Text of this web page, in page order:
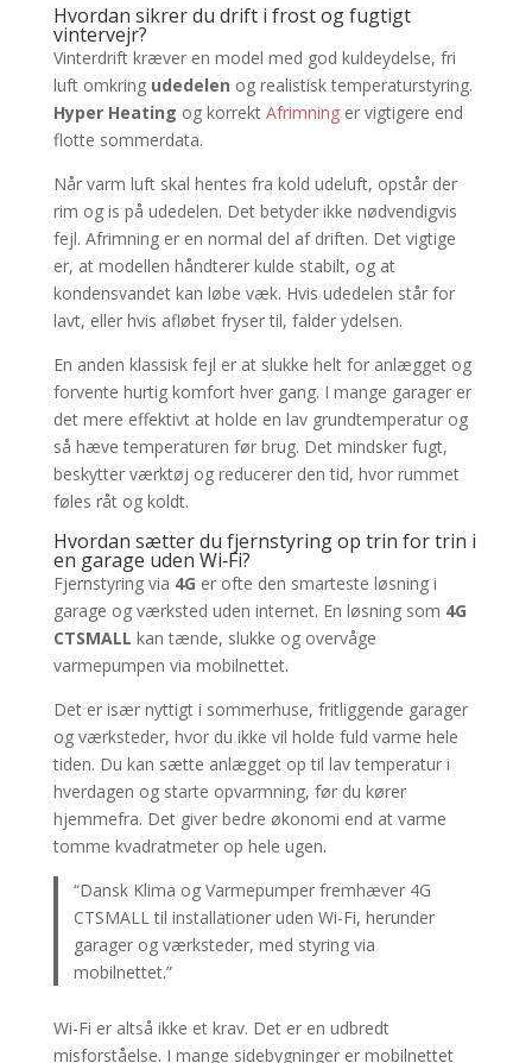
Hvordan sikrer du drift i frost og fugtigt
vintervejr?
Vinterdrift kræver en model med god kuldeydelse, fri
luft omkring udedelen og realistisk temperaturstyring.
Hyper Heating og korrekt Afrimninger vigtigere end
flotte sommerdata.
Når varm luft skal hentes fra kold udeluft, opstår der
rim og is på udedelen. Det betyder ikke nødvendigvis
fejl. Afrimning er en normal del af driften. Det vigtige
er, at modellen håndterer kulde stabilt, og at
kondensvandet kan løbe væk. Hvis udedelen står for
lavt, eller hvis afløbet fryser til, falder ydelsen.
En anden klassisk fejl er at slukke helt for anlægget og
forvente hurtig komfort hver gang. I mange garager er
det mere effektivt at holde en lav grundtemperatur og
så hæve temperaturen før brug. Det mindsker fugt,
beskytter værktøj og reducerer den tid, hvor rummet
føles råt og koldt.
Hvordan sætter du fjernstyring op trin for trin i
en garage uden Wi‑Fi?
Fjernstyring via 4G er ofte den smarteste løsning i
garage og værksted uden internet. En løsning som 4G
CTSMALL kan tænde, slukke og overvåge
varmepumpen via mobilnettet.
Det er især nyttigt i sommerhuse, fritliggende garager
og værksteder, hvor du ikke vil holde fuld varme hele
tiden. Du kan sætte anlægget op til lav temperatur i
hverdagen og starte opvarmning, før du kører
hjemmefra. Det giver bedre økonomi end at varme
tomme kvadratmeter op hele ugen.
“Dansk Klima og Varmepumper fremhæver 4G
CTSMALL til installationer uden Wi-Fi, herunder
garager og værksteder, med styring via
mobilnettet.”
Wi-Fi er altså ikke et krav. Det er en udbredt
misforståelse. I mange sidebygninger er mobilnettet